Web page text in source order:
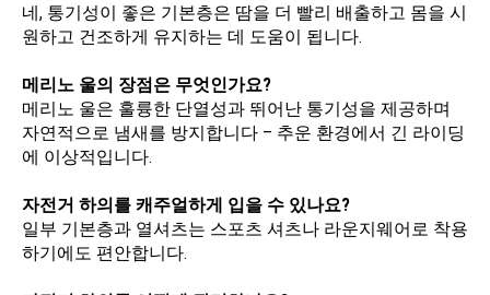
네, 통기성이 좋은 기본층은 땀을 더 빨리 배출하고 몸을 시
원하고 건조하게 유지하는 데 도움이 됩니다.
메리노 울의 장점은 무엇인가요?
메리노 울은 훌륭한 단열성과 뛰어난 통기성을 제공하며
자연적으로 냄새를 방지합니다 – 추운 환경에서 긴 라이딩
에 이상적입니다.
자전거 하의를 캐주얼하게 입을 수 있나요?
일부 기본층과 열셔츠는 스포츠 셔츠나 라운지웨어로 착용
하기에도 편안합니다.